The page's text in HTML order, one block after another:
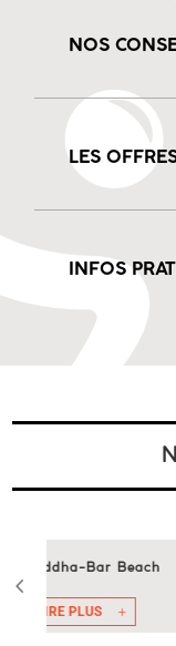
NOS
LES
INFOS